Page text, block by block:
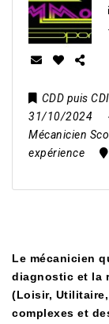
CDD puis CDI
31/10/2024
Mécanicien
expérience
Le mécanicien
diagnostic et la
(Loisir,
complexes et